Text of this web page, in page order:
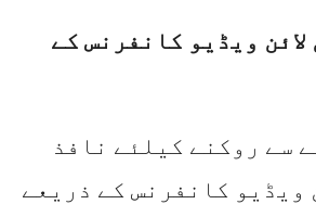
ویڈیو کانفرنس کے
سے روکنے کیلئے نافذ
ویڈیو کانفرنس کے ذریعے